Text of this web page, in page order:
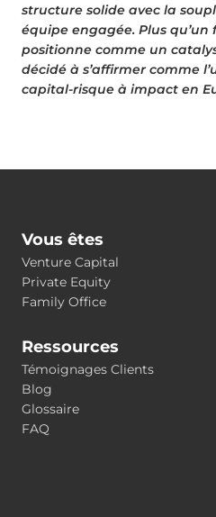
structure solide avec la
équipe engagée. Plus qu’un
positionne comme un
décidé à s’affirmer comme
capital-risque à impact en
Vous êtes
Venture Capital
Private Equity
Family Office
Ressources
Témoignages Clients
Blog
Glossaire
FAQ